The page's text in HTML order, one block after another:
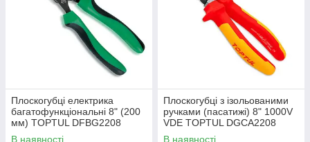
Плоскогубці електрика
багатофункціональні 8" (200
мм) TOPTUL DFBG2208
В наявності
Плоскогубці з ізольованими
ручками (пасатижі) 8" 1000V
VDE TOPTUL DGCA2208
В наявності